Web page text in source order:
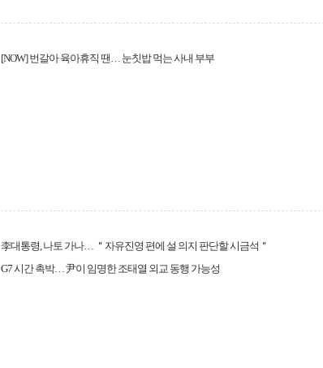
[NOW] 번갈아 육아휴직 땐… 눈칫밥 먹는 사내 부부
李대통령, 나토 가나… ＂자유진영 편에 설 의지 판단할 시금석＂
G7 시간 촉박… 尹이 임명한 조태열 외교 동행 가능성